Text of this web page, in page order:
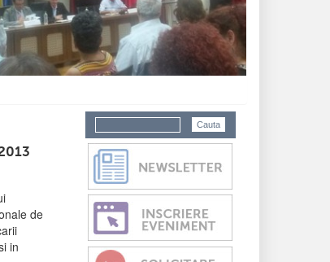
de
in